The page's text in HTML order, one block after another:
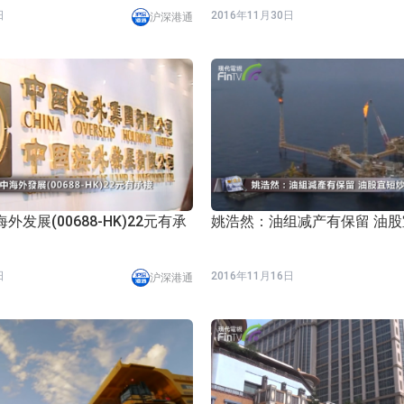
沪深港通 2016年11月30日
外发展(00688-HK)22元有承
沪深港通
姚浩然：油组减产有保留 油
2016年11月16日